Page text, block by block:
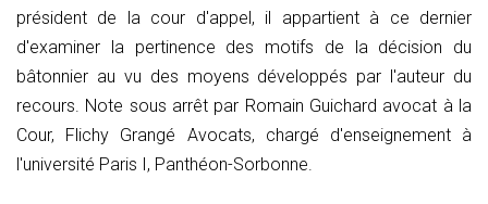
président de la cour d'appel, il appartient à ce dernier
d'examiner la pertinence des motifs de la décision du
bâtonnier au vu des moyens développés par l'auteur du
recours. Note sous arrêt par Romain Guichard avocat à la
Cour, Flichy Grangé Avocats, chargé d'enseignement à
l'université Paris I, Panthéon-Sorbonne.